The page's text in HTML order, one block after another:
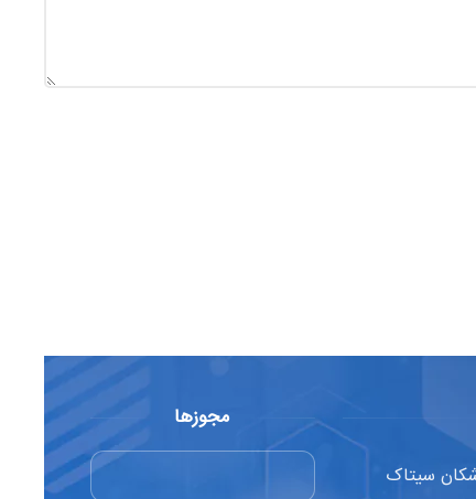
سیتاک
مجوزها